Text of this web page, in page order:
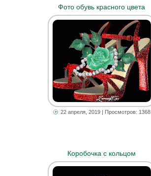
Фото обувь красного цвета
22 апреля, 2019| Просмотров: 1368
Коробочка с кольцом